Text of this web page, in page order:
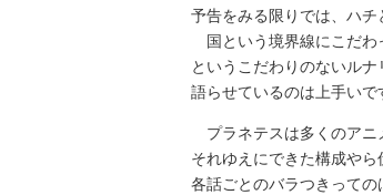
予告をみる限りでは、ハチ
国という境界線にこだわ
というこだわりのないル
語らせているのは上手いで
プラネテスは多くのアニ
それゆえにできた構成やら
各話ごとのバラつきっての